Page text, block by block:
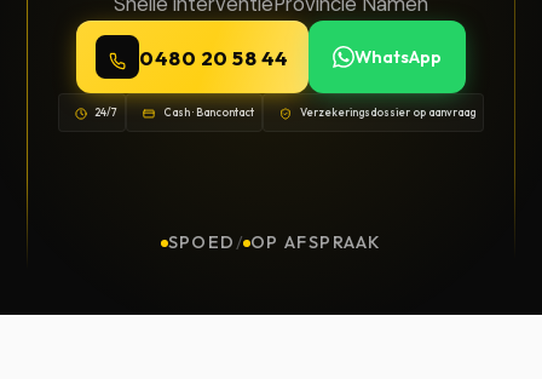
0480 20 58 44 WhatsApp
24/7 Cash · Bancontact Verzekeringsdossier op aanvraag
SPOED / OP AFSPRAAK